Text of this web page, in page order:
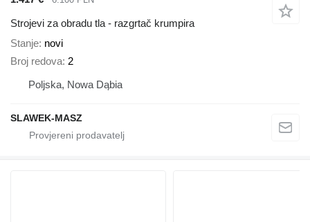
Strojevi za obradu tla - razgrtač krumpira
Stanje novi
Broj redova 2
Poljska, Nowa Dąbia
SLAWEK-MASZ